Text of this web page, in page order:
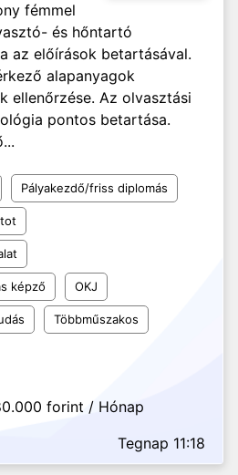
fémmel
és hőntartó
az előírások betartásával.
alapanyagok
ellenőrzése. Az olvasztási
pontos betartása.
Pályakezdő/friss diplomás
képző OKJ
Többműszakos
forint / Hónap
Tegnap 11:18